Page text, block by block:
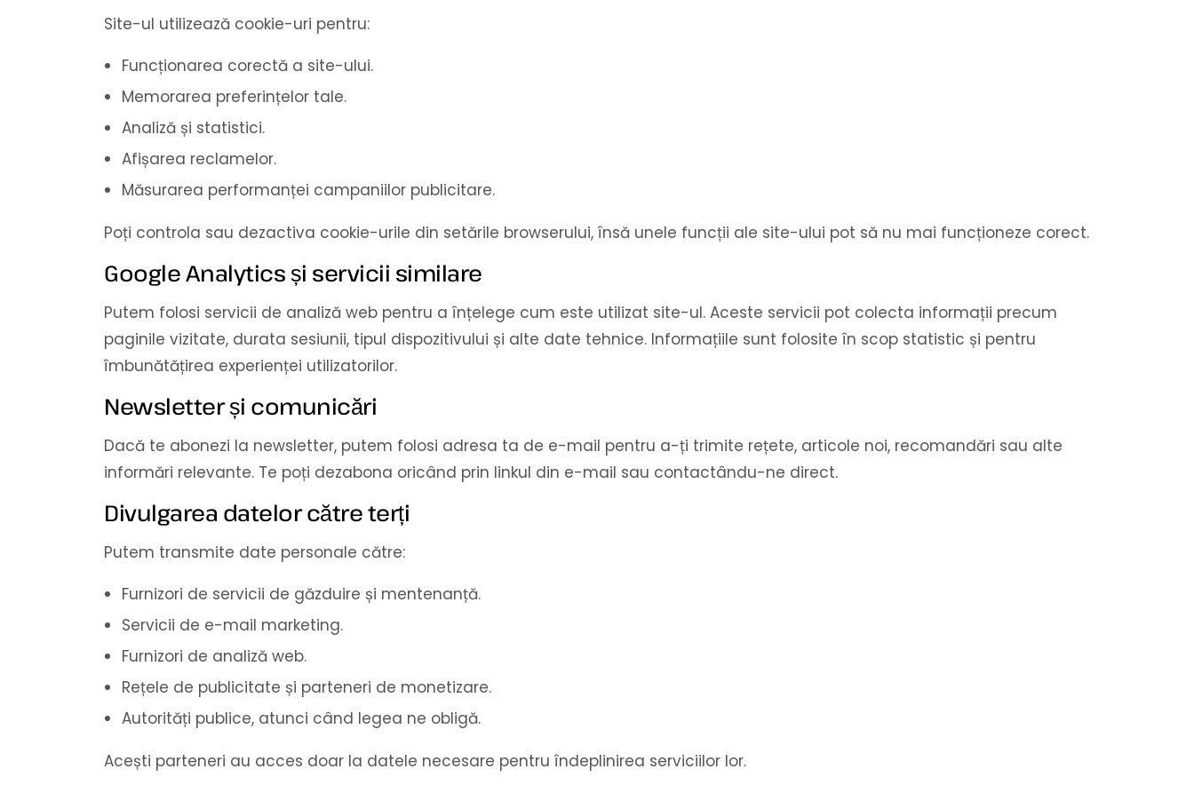
Site-ul utilizează cookie-uri pentru:
Funcționarea corectă a site-ului.
Memorarea preferințelor tale.
Analiză și statistici.
Afișarea reclamelor.
Măsurarea performanței campaniilor publicitare.
Poți controla sau dezactiva cookie-urile din setările browserului, însă unele funcții ale site-ului pot să nu mai funcționeze corect.
Google Analytics și servicii similare
Putem folosi servicii de analiză web pentru a înțelege cum este utilizat site-ul. Aceste servicii pot colecta informații precum
paginile vizitate, durata sesiunii, tipul dispozitivului și alte date tehnice. Informațiile sunt folosite în scop statistic și pentru
îmbunătățirea experienței utilizatorilor.
Newsletter și comunicări
Dacă te abonezi la newsletter, putem folosi adresa ta de e-mail pentru a-ți trimite rețete, articole noi, recomandări sau alte
informări relevante. Te poți dezabona oricând prin linkul din e-mail sau contactându-ne direct.
Divulgarea datelor către terți
Putem transmite date personale către:
Furnizori de servicii de găzduire și mentenanță.
Servicii de e-mail marketing.
Furnizori de analiză web.
Rețele de publicitate și parteneri de monetizare.
Autorități publice, atunci când legea ne obligă.
Acești parteneri au acces doar la datele necesare pentru îndeplinirea serviciilor lor.